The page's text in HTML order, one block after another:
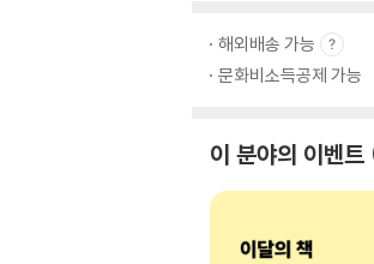
해외배송 가능
문화비소득공제 가능
이 분야의 이벤트